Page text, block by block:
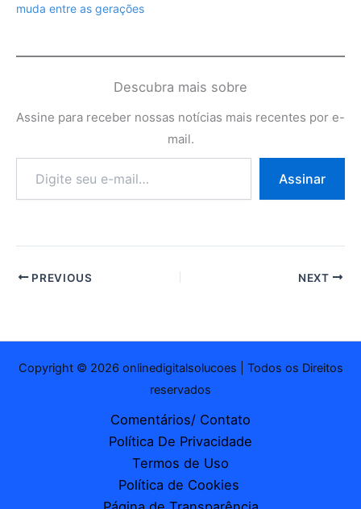
muda entre as gerações
Descubra mais sobre
Assine para receber nossas notícias mais recentes por e-
mail.
e-
Assinar
PREVIOUS NEXT
Copyright © 2026 onlinedigitalsolucoes | Todos os Direitos
reservados
Comentários/ Contato
Política De Privacidade
Termos de Uso
Política de Cookies